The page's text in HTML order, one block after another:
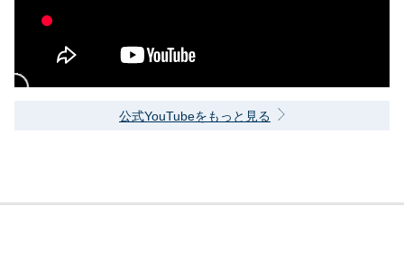
公式YouTubeをもっと見る